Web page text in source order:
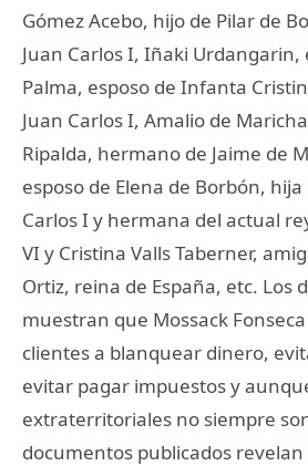
Gómez Acebo, hijo de Pilar de
Juan Carlos I, Iñaki Urdangarin,
Palma, esposo de Infanta
Juan Carlos I, Amalio de
Ripalda, hermano de Jaime de
esposo de Elena de Borbón, hija
Carlos I y hermana del actual
VI y Cristina Valls Taberner,
Ortiz, reina de España, etc. Los
muestran que Mossack
clientes a blanquear dinero,
evitar pagar impuestos y
extraterritoriales no siempre
documentos publicados